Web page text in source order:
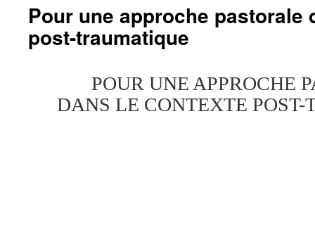
Pour une approche pastorale
post-traumatique
POUR UNE APPROCHE
DANS LE CONTEXTE